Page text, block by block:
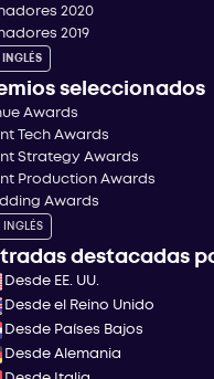
2020
2019
INGLÉS
seleccionados
Awards
Tech Awards
Strategy Awards
Production Awards
Awards
INGLÉS
destacadas
Desde EE. UU.
Desde el Reino Unido
Desde Países Bajos
Desde Alemania